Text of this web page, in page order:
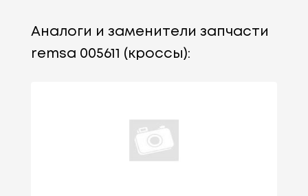
Аналоги и заменители запчасти
remsa 005611 (кроссы):